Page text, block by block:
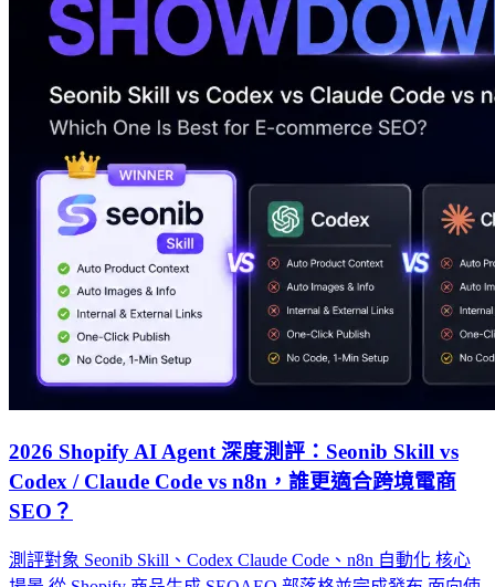
2026 Shopify AI Agent 深度測評：Seonib Skill vs
Codex / Claude Code vs n8n，誰更適合跨境電商
SEO？
測評對象 Seonib Skill、Codex Claude Code、n8n 自動化 核心